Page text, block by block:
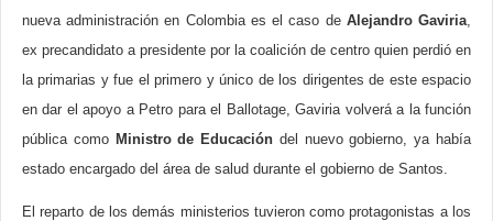
nueva administración en Colombia es el caso de Alejandro Gaviria,
ex precandidato a presidente por la coalición de centro quien perdió en
la primarias y fue el primero y único de los dirigentes de este espacio
en dar el apoyo a Petro para el Ballotage, Gaviria volverá a la función
pública como Ministro de Educación del nuevo gobierno, ya había
estado encargado del área de salud durante el gobierno de Santos.
El reparto de los demás ministerios tuvieron como protagonistas a los